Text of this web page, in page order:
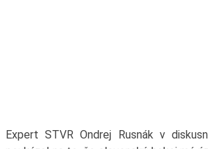
Expert STVR Ondrej Rusnák v